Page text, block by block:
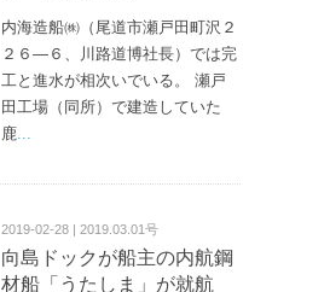
内海造船㈱（尾道市瀬戸田町沢２
２６—６、川路道博社長）では完
工と進水が相次いでいる。 瀬戸
田工場（同所）で建造していた
鹿
2019-02-28 | 2019.03.01号
向島ドックが船主の内航鋼
材船「うたしま」が就航